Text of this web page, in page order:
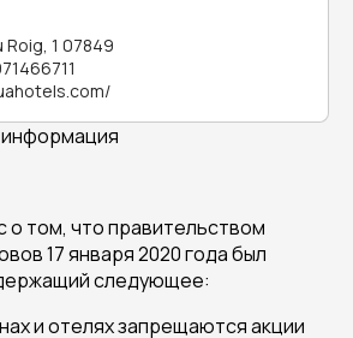
Roig, 1 07849
том, что правительством
17 января 2020 года был
следующее:
и отелях запрещаются акции